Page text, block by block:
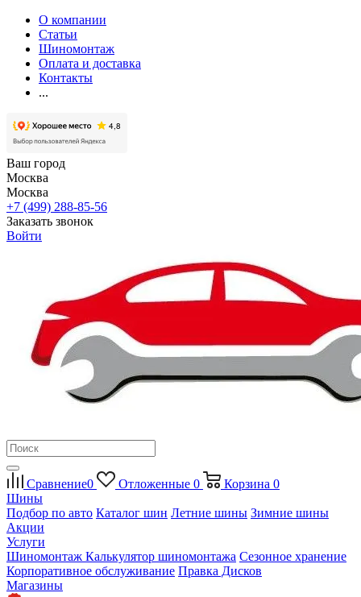
О компании
Статьи
Шиномонтаж
Оплата и доставка
Контакты
...
Ваш город
Москва
Москва
+7 (499) 288-85-56
Заказать звонок
Войти
Сравнение0 Отложенные 0 Корзина 0
Шины
Подбор по авто Каталог шин Летние шины Зимние шины
Акции
Услуги
Шиномонтаж Калькулятор шиномонтажа Сезонное хранение
Корпоративное обслуживание Правка Дисков
Магазины